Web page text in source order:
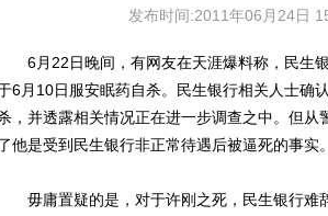
发布时间:2011年06月24日
6月22日晚间，有网友在天涯爆料称，民生银
6月10日服安眠药自杀。民生银行相关人士确
，并透露相关情况正在进一步调查之中。但
他是受到民生银行非正常待遇后被逼死的事实
毋庸置疑的是，对于许刚之死，民生银行难